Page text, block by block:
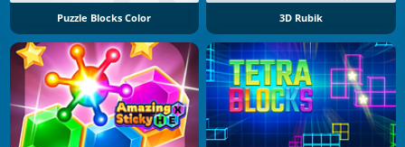
Puzzle Blocks Color 3D Rubik